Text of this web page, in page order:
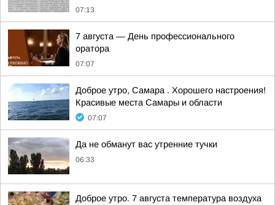
07:13
7 августа — День профессионального
оратора
07:07
Доброе утро, Самара . Хорошего настроения!
Красивые места Самары и области
07:07
Да не обманут вас утренние тучки
06:33
Доброе утро. 7 августа температура воздуха